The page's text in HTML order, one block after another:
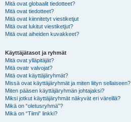
Mitä ovat globaalit tiedotteet?
Mitä ovat tiedotteet?
Mitä ovat kiinnitetyt viestiketjut
Mitä ovat lukitut viestiketjut?
Mitä ovat aiheiden kuvakkeet?
Käyttäjätasot ja ryhmät
Mitä ovat ylläpitäjät?
Mitä ovatr valvojat?
Mitä ovat käyttäjäryhmät?
Missä ovat käyttäjäryhmät ja miten liityn sellaiseen?
Miten pääsen käyttäjäryhmän johtajaksi?
Miksi jotkut käyttäjäryhmät näkyvät eri väreillä?
Mikä on “oletusryhmä”?
Mikä on “Tiimi” linkki?